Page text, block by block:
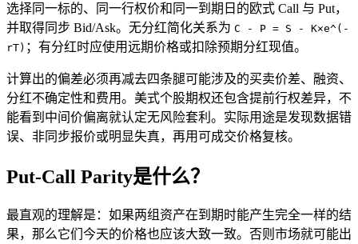
选择同一标的、同一行权价和同一到期日的欧式 Call 与 Put，
并取得同步 Bid/Ask。无分红简化关系为 C - P = S - K×e^(-
rT) ；有分红时应使用远期价格或扣除预期分红现值。
计算出的偏差必须再减去四条腿可能涉及的买卖价差、融资、
分红不确定性和费用。美式个股期权还包含提前行权差异，不
能看到中间价偏离就认定无风险套利。实际用途是发现数据错
误、非同步报价或明显失真，再用可成交价格复核。
Put-Call Parity是什么？
最直观的理解是：如果两组资产在到期时能产生完全一样的结
果，那么它们今天的价格也应该大致一致。否则市场就可能出